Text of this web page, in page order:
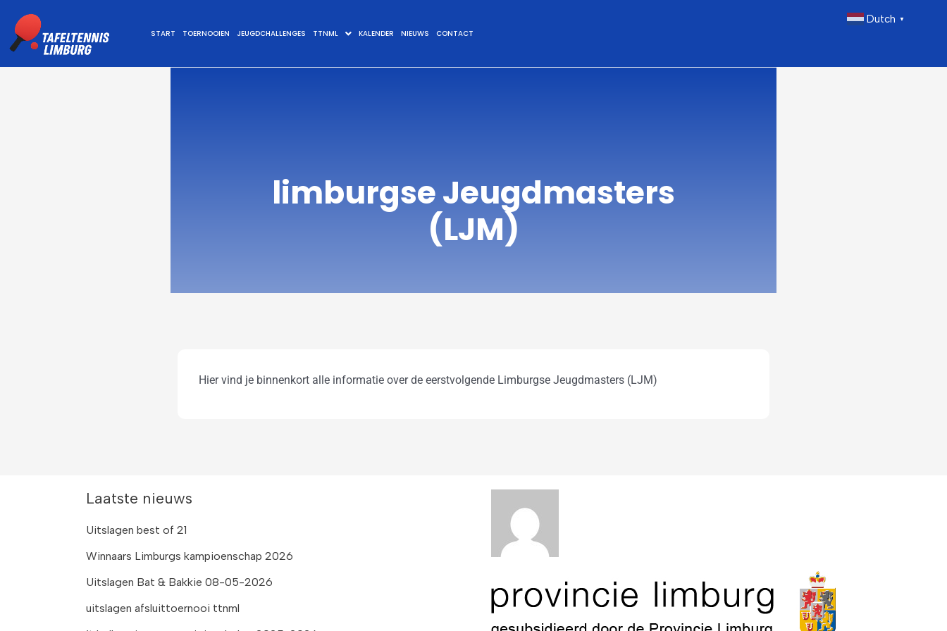
naar
de
START TOERNOOIEN JEUGDCHALLENGES TTNML KALENDER NIEUWS CONTACT
Dutch ▼
limburgse Jeugdmasters
(LJM)
Hier vind je binnenkort alle informatie over de eerstvolgende Limburgse Jeugdmasters (LJM)
Laatste nieuws
Uitslagen best of 21
Winnaars Limburgs kampioenschap 2026
Uitslagen Bat & Bakkie 08-05-2026
uitslagen afsluittoernooi ttnml